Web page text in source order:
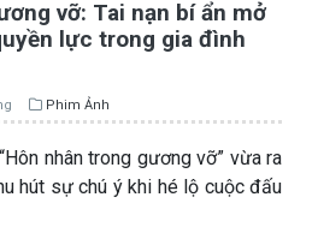
vỡ: Tai nạn bí ẩn mở
lực trong gia đình
Phim Ảnh
nhân trong gương vỡ” vừa ra
hút sự chú ý khi hé lộ cuộc đấu